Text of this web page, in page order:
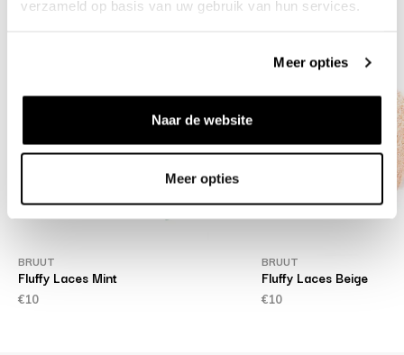
verzameld op basis van uw gebruik van hun services.
Meer opties
Naar de website
Meer opties
BRUUT
Fluffy Laces Mint
€10
BRUUT
Fluffy Laces Beige
€10